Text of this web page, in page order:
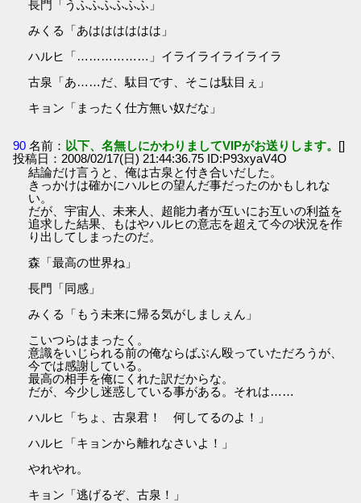
長門「うふふふふふふ」
みくる「あはははははは」
ハルヒ「………………」イライライライライラ
古泉「あ……だ、駄目です、そこは駄目ぇ」
キョン「まったく仕方無い奴だな」
90 名前： 以下、名無しにかわりましてVIPがお送りします。 []
投稿日：2008/02/17(日) 21:44:36.75 ID:P93xyaV4O
結論だけ言うと、俺は古泉と付き合いだした。
きっかけは確かにハルヒの望んだ事だったのかもしれな
い。
だが、宇宙人、未来人、超能力者が互いにお互いの利益を
追求した結果、もはやハルヒの意志を超えて今の状況を作
り出してしまったのだ。
森「最高の世界ね」
長門「同感」
みくる「もう未来に帰る気がしましぇん」
こいつらはまったく。
意識をいじられる前の俺ならばぶん殴っていただろうが、
今では感謝している。
最高の相手を俺にくれた訳だからな。
だが、今少し迷惑している事がある。それは……
ハルヒ「ちょ、古泉君！ 何してるのよ！」
ハルヒ「キョンから離れなさいよ！」
やれやれ。
キョン「逃げるぞ、古泉！」